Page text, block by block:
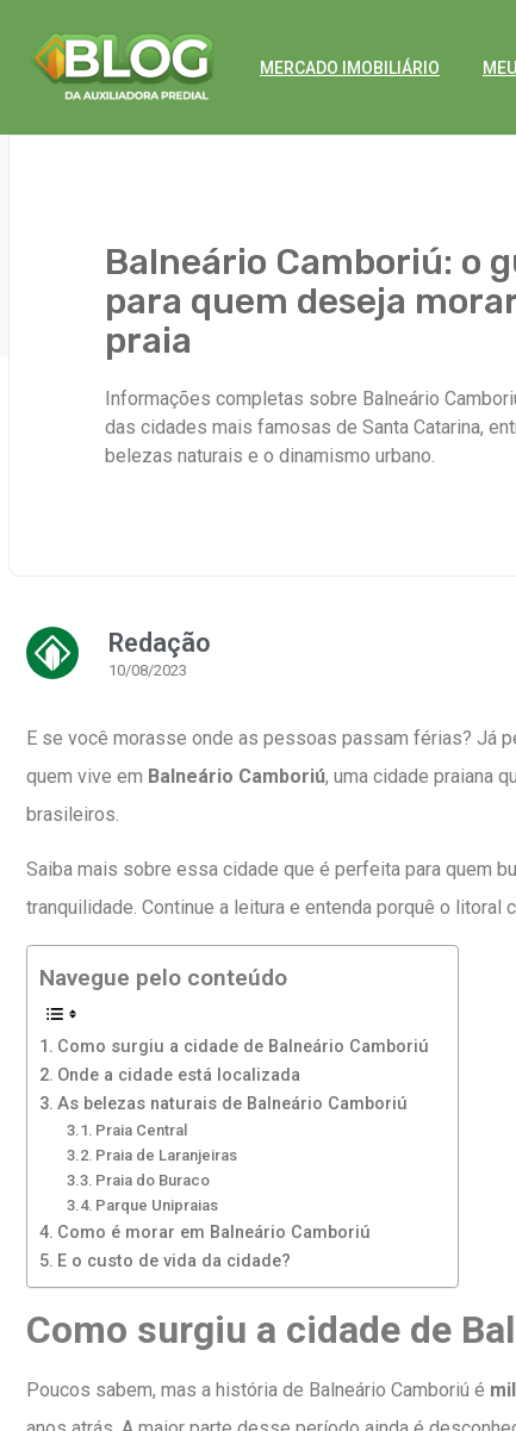
MERCADO IMOBILIÁRIO
Balneário Camboriú: o
para quem deseja
praia
Informações completas sobre Balneário
das cidades mais famosas de Santa Catarina,
belezas naturais e o dinamismo urbano.
Redação
10/08/2023
E se você morasse onde as pessoas passam férias? Já
quem vive em Balneário Camboriú, uma cidade praiana
brasileiros.
Saiba mais sobre essa cidade que é perfeita para quem
tranquilidade. Continue a leitura e entenda porquê o litoral
Navegue pelo conteúdo
Como surgiu a cidade de Balneário Camboriú
Onde a cidade está localizada
As belezas naturais de Balneário Camboriú
Praia Central
Praia de Laranjeiras
Praia do Buraco
Parque Unipraias
Como é morar em Balneário Camboriú
E o custo de vida da cidade?
Como surgiu a cidade de
Poucos sabem, mas a história de Balneário Camboriú é